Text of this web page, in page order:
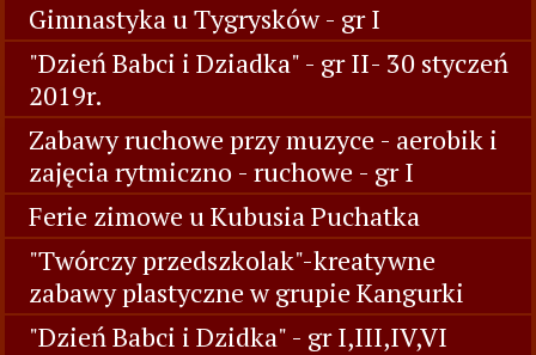
Gimnastyka u Tygrysków - gr I
"Dzień Babci i Dziadka" - gr II- 30 styczeń
2019r.
Zabawy ruchowe przy muzyce - aerobik i
zajęcia rytmiczno - ruchowe - gr I
Ferie zimowe u Kubusia Puchatka
"Twórczy przedszkolak"-kreatywne
zabawy plastyczne w grupie Kangurki
"Dzień Babci i Dzidka" - gr I,III,IV,VI